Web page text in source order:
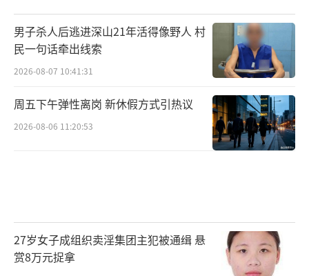
的解决方案。毕竟，当你习惯这种呼吸模式之
后，你的正常呼吸可能会受到影响。
但如果，你实在喜欢这种叹气带来的快
感，不妨试试一些叹气式呼吸训练，让每一次
叹气都成为一次呼吸训练。这样一来，当别人
问起你为什么总叹气时，你就可以理直气壮地
tips：如何将叹气转换为呼吸训练？
男子杀人后逃进深山21年活得像野人 村
民一句话牵出线索
2026-08-07 10:41:31
周五下午弹性离岗 新休假方式引热议
2026-08-06 11:20:53
27岁女子成组织卖淫集团主犯被通缉 悬
赏8万元捉拿